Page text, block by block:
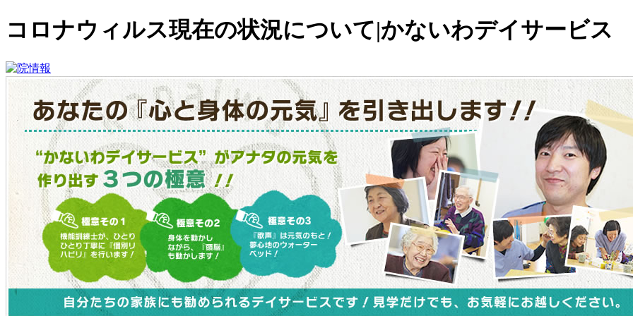
コロナウィルス現在の状況について|かないわデイサービス